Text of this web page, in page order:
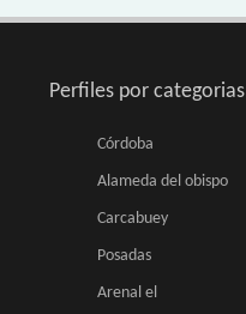
Perfiles por categorias
Córdoba
Alameda del obispo
Carcabuey
Posadas
Arenal el